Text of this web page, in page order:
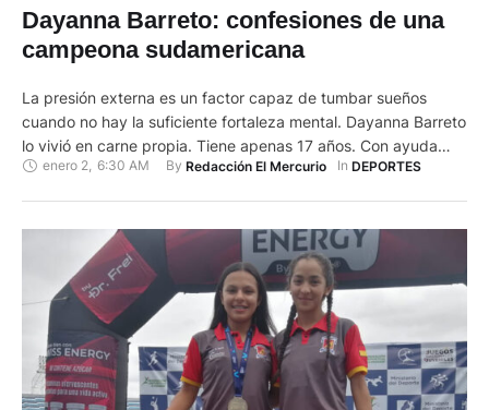
Dayanna Barreto: confesiones de una
campeona sudamericana
La presión externa es un factor capaz de tumbar sueños
cuando no hay la suficiente fortaleza mental. Dayanna Barreto
lo vivió en carne propia. Tiene apenas 17 años. Con ayuda
profesional pudo retomar la ruta del éxito y conquistar su
enero 2, 6:30 AM By Redacción El Mercurio In DEPORTES